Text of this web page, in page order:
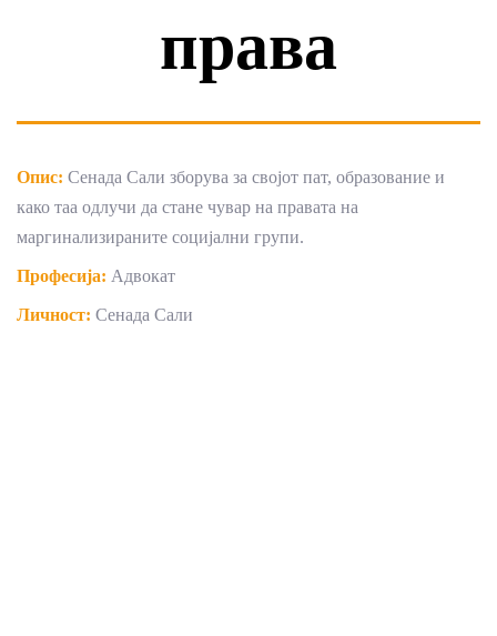
права
Опис: Сенада Сали зборува за својот пат, образование и
како таа одлучи да стане чувар на правата на
маргинализираните социјални групи.
Професија: Адвокат
Личност: Сенада Сали